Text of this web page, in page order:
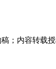
；内容转载